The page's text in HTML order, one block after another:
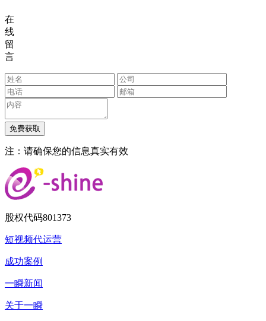
在
线
留
言
注：请确保您的信息真实有效
股权代码801373
短视频代运营
成功案例
一瞬新闻
关于一瞬